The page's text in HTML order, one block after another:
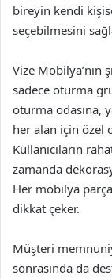
bireyin kendi
seçebilmesini
Vize Mobilya’nın
sadece oturma
oturma odasına,
her alan için özel
Kullanıcıların
zamanda
Her mobilya
dikkat çeker.
Müşteri
sonrasında da